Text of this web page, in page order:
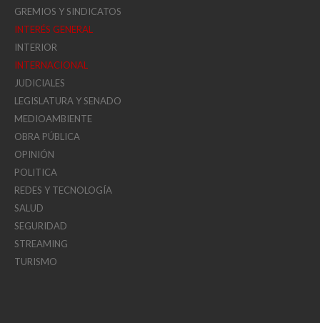
GREMIOS Y SINDICATOS
INTERÉS GENERAL
INTERIOR
INTERNACIONAL
JUDICIALES
LEGISLATURA Y SENADO
MEDIOAMBIENTE
OBRA PÚBLICA
OPINIÓN
POLITICA
REDES Y TECNOLOGÍA
SALUD
SEGURIDAD
STREAMING
TURISMO